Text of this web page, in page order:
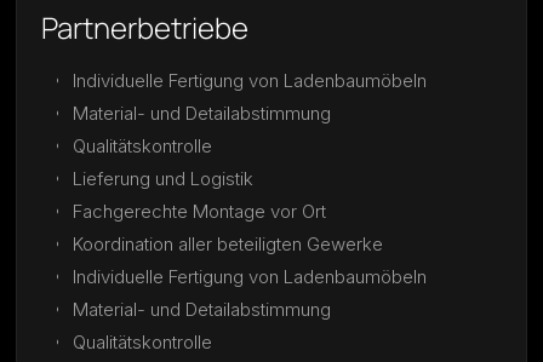
Partnerbetriebe
Individuelle Fertigung von Ladenbaumöbeln
Material- und Detailabstimmung
Qualitätskontrolle
Lieferung und Logistik
Fachgerechte Montage vor Ort
Koordination aller beteiligten Gewerke
Individuelle Fertigung von Ladenbaumöbeln
Material- und Detailabstimmung
Qualitätskontrolle